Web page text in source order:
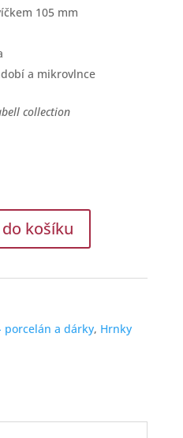
105 mm
a mikrovlnce
collection
košíku
porcelán a dárky, Hrnky